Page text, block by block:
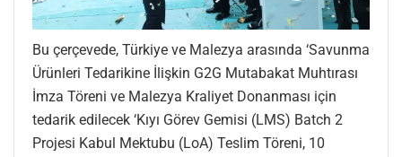
Bu çerçevede, Türkiye ve Malezya arasında ‘Savunma
Ürünleri Tedarikine İlişkin G2G Mutabakat Muhtırası
İmza Töreni ve Malezya Kraliyet Donanması için
tedarik edilecek ‘Kıyı Görev Gemisi (LMS) Batch 2
Projesi Kabul Mektubu (LoA) Teslim Töreni, 10